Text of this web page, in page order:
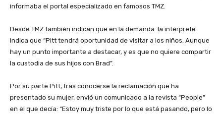
informaba el portal especializado en famosos TMZ.
Desde TMZ también indican que en la demanda la intérprete
indica que “Pitt tendrá oportunidad de visitar a los niños. Aunque
hay un punto importante a destacar, y es que no quiere compartir
la custodia de sus hijos con Brad”.
Por su parte Pitt, tras conocerse la reclamación que ha
presentado su mujer, envió un comunicado a la revista “People”
en el que decía: “Estoy muy triste por lo que está pasando, pero lo